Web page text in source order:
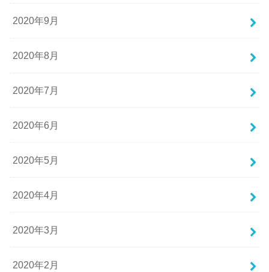
2020年9月
2020年8月
2020年7月
2020年6月
2020年5月
2020年4月
2020年3月
2020年2月